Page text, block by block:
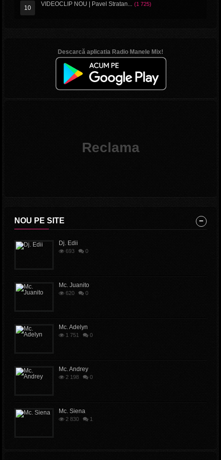
VIDEOCLIP NOU | Pavel Stratan... (1 725)
Descarcă aplicatia Radio Manele Mix!
Reclama
NOU PE SITE
Dj. Edii
693 0
Mc. Juanito
620 0
Mc. Adelyn
1 751 0
Mc. Andrey
2 198 0
Mc. Siena
2 830 1